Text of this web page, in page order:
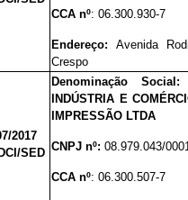
CCA nº:06.300.930-7
Endereço: Avenida
Crespo
2017
SED
Denominação
INDÚSTRIA E
IMPRESSÃO LTDA
CNPJ nº:08.979.043/
CCA nº:06.300.507-7